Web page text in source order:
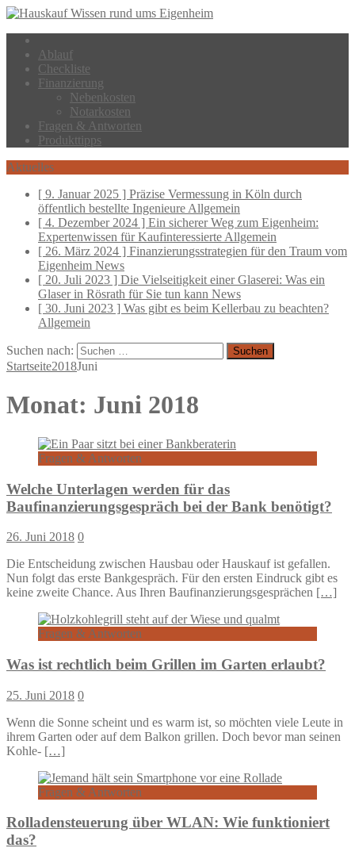
Ablauf
Checkliste
Finanzierung
Nebenkosten
Notarkosten
Fragen & Antworten
Produkttipps
Aktuelles
[ 9. Januar 2025 ] Präzise Vermessung in Köln durch
öffentlich bestellte Ingenieure Allgemein
[ 4. Dezember 2024 ] Ein sicherer Weg zum Eigenheim:
Expertenwissen für Kaufinteressierte Allgemein
[ 26. März 2024 ] Finanzierungsstrategien für den Traum vom
Eigenheim News
[ 20. Juli 2023 ] Die Vielseitigkeit einer Glaserei: Was ein
Glaser in Rösrath für Sie tun kann News
[ 30. Juni 2023 ] Was gibt es beim Kellerbau zu beachten?
Allgemein
Suchen nach:
Startseite2018Juni
Monat: Juni 2018
Fragen & Antworten
Welche Unterlagen werden für das
Baufinanzierungsgespräch bei der Bank benötigt?
26. Juni 2018 0
Die Entscheidung zwischen Hausbau oder Hauskauf ist gefallen.
Nun folgt das erste Bankgespräch. Für den ersten Eindruck gibt es
keine zweite Chance. Aus Ihren Baufinanzierungsgesprächen […]
Fragen & Antworten
Was ist rechtlich beim Grillen im Garten erlaubt?
25. Juni 2018 0
Wenn die Sonne scheint und es warm ist, so möchten viele Leute in
ihrem Garten oder auf dem Balkon grillen. Doch bevor man seinen
Kohle- […]
Fragen & Antworten
Rolladensteuerung über WLAN: Wie funktioniert
das?